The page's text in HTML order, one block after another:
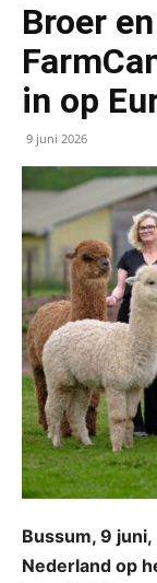
Broer
in op
9 juni 2026
Bussum, 9
Nederland op